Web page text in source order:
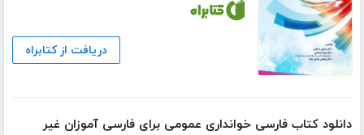
دریافت از کتابراه
دانلود کتاب فارسی خوانداری عمومی برای فارسی آموزان غیر